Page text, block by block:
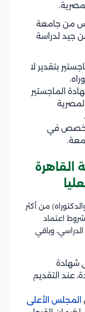
من جامعة
جيد لدراسة
بتقدير لا
الماجستير
تخصص في
القاهرة
من أكثر
اعتماد
وباقي
شهادة
عند التقديم
المجلس الأعلى